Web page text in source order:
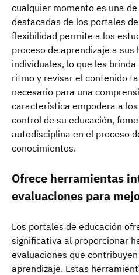
cualquier momento es una
destacadas de los portales
flexibilidad permite a los
proceso de aprendizaje a
individuales, lo que les
ritmo y revisar el contenido
necesario para una
característica empodera a
control de su educación,
autodisciplina en el proceso
conocimientos.
Ofrece herramientas
evaluaciones para
Los portales de educación
significativa al proporcionar
evaluaciones que
aprendizaje. Estas